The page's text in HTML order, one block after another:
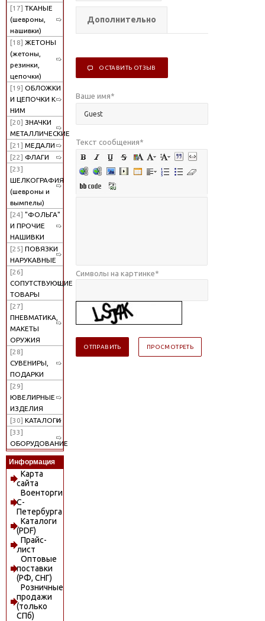
[17] ТКАНЫЕ
(шевроны,
нашивки)
[18] ЖЕТОНЫ
(жетоны,
резинки,
цепочки)
[19] ОБЛОЖКИ
И ЦЕПОЧКИ К
НИМ
[20] ЗНАЧКИ
МЕТАЛЛИЧЕСКИЕ
[21] МЕДАЛИ
[22] ФЛАГИ
[23]
ШЕЛКОГРАФИЯ
(шевроны и
вымпелы)
[24] "ФОЛЬГА"
И ПРОЧИЕ
НАШИВКИ
[25] ПОВЯЗКИ
НАРУКАВНЫЕ
[26]
СОПУТСТВУЮЩИЕ
ТОВАРЫ
[27]
ПНЕВМАТИКА,
МАКЕТЫ
ОРУЖИЯ
[28]
СУВЕНИРЫ,
ПОДАРКИ
[29]
ЮВЕЛИРНЫЕ
ИЗДЕЛИЯ
[30] КАТАЛОГИ
[33]
ОБОРУДОВАНИЕ
Информация
Карта
сайта
Военторги
С-
Петербурга
Каталоги
(PDF)
Прайс-
лист
Оптовые
поставки
(РФ, СНГ)
Розничные
продажи
(только
СПб)
Дополнительно
ОСТАВИТЬ ОТЗЫВ
Ваше имя*
Текст сообщения*
Символы на картинке*